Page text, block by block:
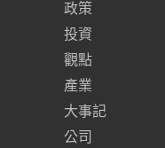
政策
投資
觀點
產業
大事記
公司